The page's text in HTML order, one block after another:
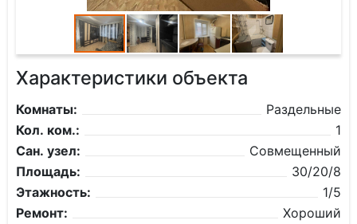
Характеристики объекта
Комнаты:
Раздельные
Кол. ком.:
1
Сан. узел:
Совмещенный
Площадь:
30/20/8
Этажность:
1/5
Ремонт:
Хороший